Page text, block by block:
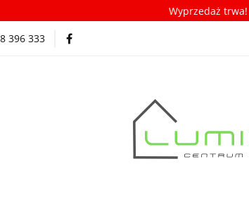
Wyprzedaż trwa!
396 333
Inspiracje Porady/ABC płytek